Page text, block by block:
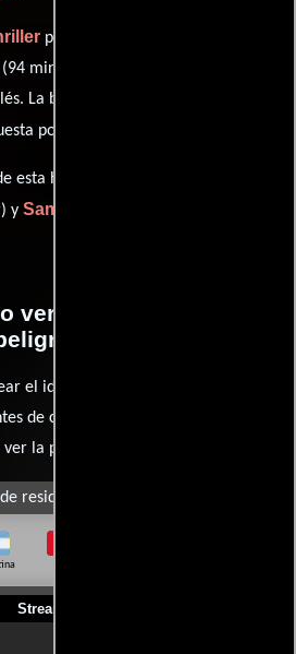
producida en EE.UU.. Con una
minutos), esta película tiene
. La banda sonora para esta
por
esta historia están divididos entre
y Sam Blackwell
ver la películas Amor
el idioma, doblaje o subtítulos que
de comprar, alquilar o contratar un
la películas.
residencia
Streaming